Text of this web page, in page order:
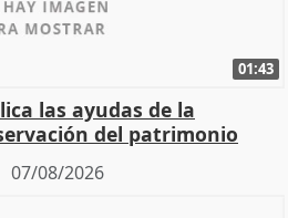
01:43
las ayudas de la
del patrimonio
07/08/2026